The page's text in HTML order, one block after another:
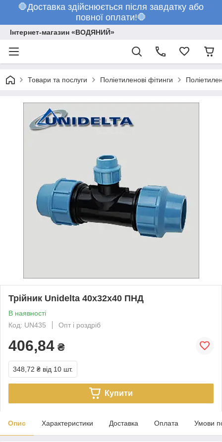
🛑Доставка здійснюється після завдатку або
повної оплати!🛑
Інтернет-магазин «ВОДЯНИЙ»
Товари та послуги Поліетиленові фітинги
Трійник Unidelta 40х32х40 ПНД
В наявності
Код: UN435
Опт і роздріб
406,84 ₴
348,72 ₴ від 10 шт.
Купити
Опис Характеристики Доставка Оплата Умови